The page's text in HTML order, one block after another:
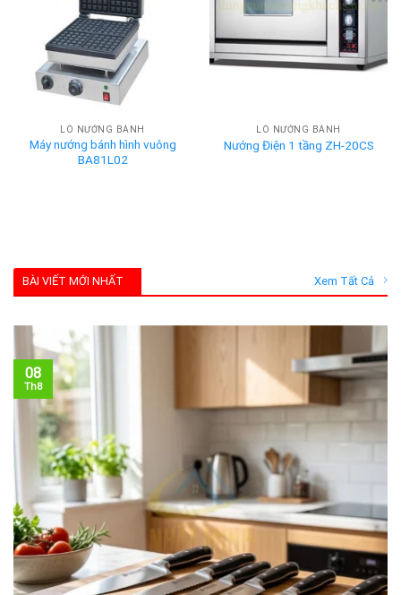
LÒ NƯỚNG BÁNH
Máy nướng bánh hình vuông
BA81L02
LÒ NƯỚNG BÁNH
Nướng Điện 1 tầng ZH-20CS
BÀI VIẾT MỚI NHẤT Xem Tất Cả
08
Th8